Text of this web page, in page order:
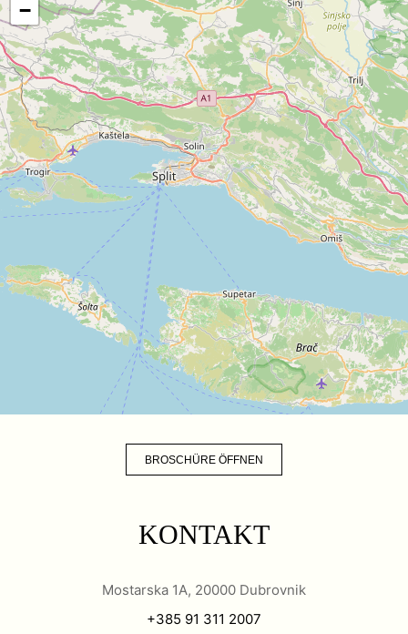
−
BROSCHÜRE ÖFFNEN
KONTAKT
Mostarska 1A, 20000 Dubrovnik
+385 91 311 2007